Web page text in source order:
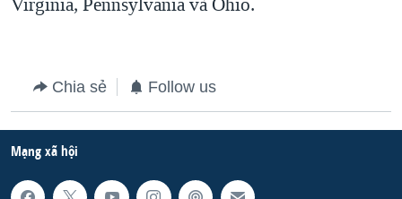
Chia sẻ Follow us
Mạng xã hội